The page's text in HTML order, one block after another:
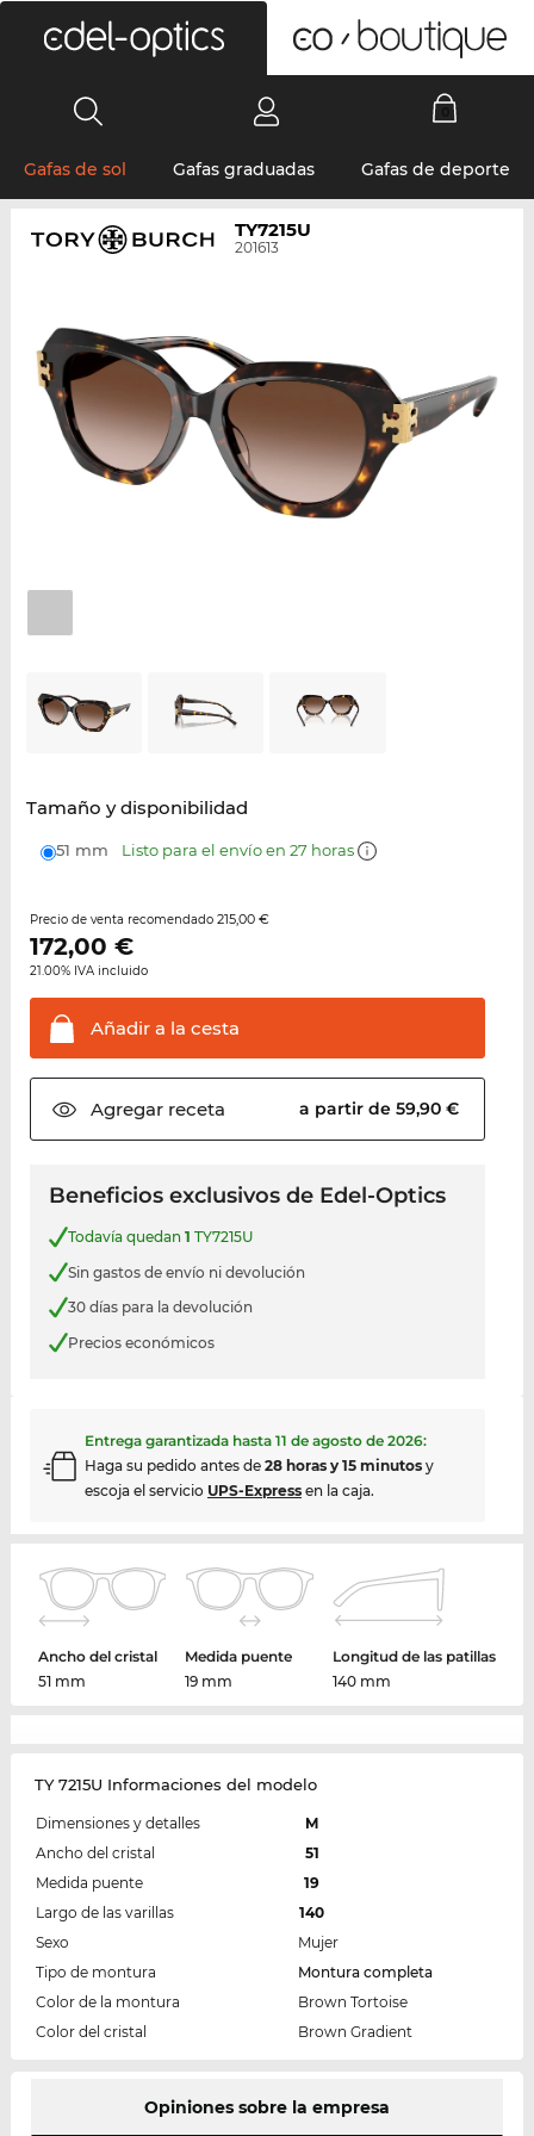
Gafas de sol Gafas graduadas Gafas de deporte
TY7215U
201613
Tamaño y disponibilidad
51 mm Listo para el envío en 27 horas
Precio de venta recomendado 215,00 €
172,00 €
21.00% IVA incluido
Añadir a la cesta
Agregarreceta a partir de 59,90 €
Beneficios exclusivos de Edel-Optics
Todavía quedan 1 TY7215U
Sin gastos de envío ni devolución
30 días para la devolución
Precios económicos
Entrega garantizada hasta 11 de agosto de 2026:
Haga su pedido antes de 28 horas y 15 minutosy
escoja el servicio UPS-Expressen la caja.
Ancho del cristal
51 mm
Medida puente
19 mm
Longitud de las patillas
140 mm
TY 7215U Informaciones del modelo
Dimensiones y detalles
M
Ancho del cristal
51
Medida puente
19
Largo de las varillas
140
Sexo
Mujer
Tipo de montura
Montura completa
Color de la montura
Brown Tortoise
Color del cristal
Brown Gradient
Opiniones sobre la empresa